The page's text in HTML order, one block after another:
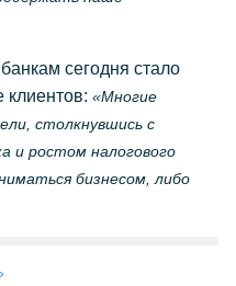
сегодня стало
клиентов: «Многие
столкнувшись с
и ростом налогового
бизнесом, либо